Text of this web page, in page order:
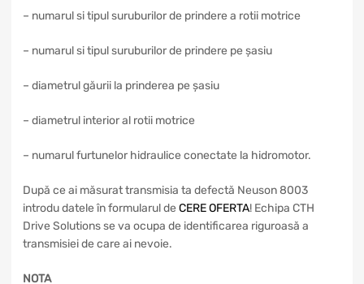
– numarul si tipul suruburilor de prindere a rotii motrice
– numarul si tipul suruburilor de prindere pe șasiu
– diametrul găurii la prinderea pe șasiu
– diametrul interior al rotii motrice
– numarul furtunelor hidraulice conectate la hidromotor.
După ce ai măsurat transmisia ta defectă Neuson 8003
introdu datele în formularul de CERE OFERTA! Echipa CTH
Drive Solutions se va ocupa de identificarea riguroasă a
transmisiei de care ai nevoie.
NOTA